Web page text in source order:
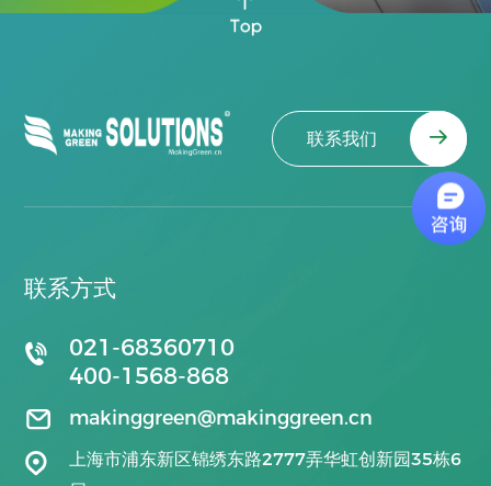
联系我们
联系方式
021-68360710
400-1568-868
makinggreen@makinggreen.cn
上海市浦东新区锦绣东路2777弄华虹创新园35栋6